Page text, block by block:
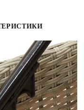
времето на
Издръжлив
като
с малко
на
за почистване